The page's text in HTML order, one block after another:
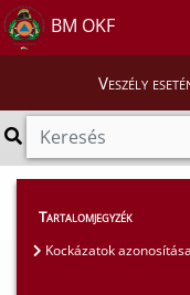
BM OKF
Veszély
Szakmai
Polgári védelmi
Tartalomjegyzék
Kockázatok azonosítása